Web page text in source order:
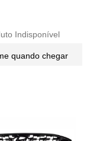
Indisponível
quando chegar